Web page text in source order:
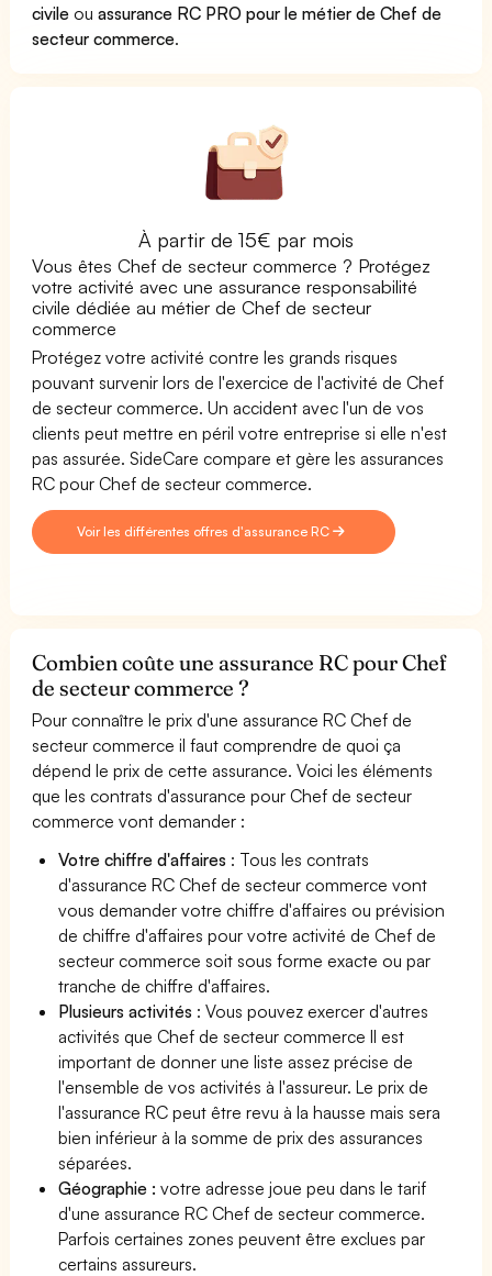
civile ouassurance RC PRO pour le métier de Chef de
secteur commerce.
À partir de 15€ par mois
Vous êtes Chef de secteur commerce ? Protégez
votre activité avec une assurance responsabilité
civile dédiée au métier de Chef de secteur
commerce
Protégez votre activité contre les grands risques
pouvant survenir lors de l'exercice de l'activité de Chef
de secteur commerce. Un accident avec l'un de vos
clients peut mettre en péril votre entreprise si elle n'est
pas assurée. SideCare compare et gère les assurances
RC pour Chef de secteur commerce.
Voir les différentes offres d'assurance RC
Combien coûte une assurance RC pour Chef
de secteur commerce ?
Pour connaître le prix d'une assurance RC Chef de
secteur commerce il faut comprendre de quoi ça
dépend le prix de cette assurance. Voici les éléments
que les contrats d'assurance pour Chef de secteur
commerce vont demander :
Votre chiffre d'affaires : Tous les contrats
d'assurance RC Chef de secteur commerce vont
vous demander votre chiffre d'affaires ou prévision
de chiffre d'affaires pour votre activité de Chef de
secteur commerce soit sous forme exacte ou par
tranche de chiffre d'affaires.
Plusieurs activités : Vous pouvez exercer d'autres
activités que Chef de secteur commerce Il est
important de donner une liste assez précise de
l'ensemble de vos activités à l'assureur. Le prix de
l'assurance RC peut être revu à la hausse mais sera
bien inférieur à la somme de prix des assurances
séparées.
Géographie :votre adresse joue peu dans le tarif
d'une assurance RC Chef de secteur commerce.
Parfois certaines zones peuvent être exclues par
certains assureurs.